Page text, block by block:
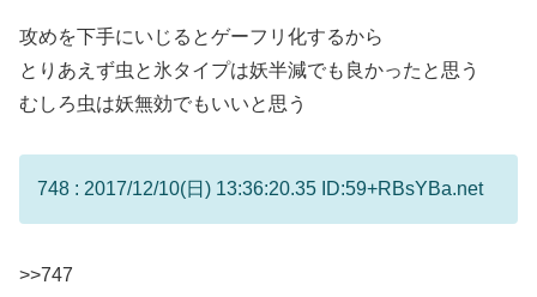
攻めを下手にいじるとゲーフリ化するから
とりあえず虫と氷タイプは妖半減でも良かったと思う
むしろ虫は妖無効でもいいと思う
748 : 2017/12/10(日) 13:36:20.35 ID:59+RBsYBa.net
>>747